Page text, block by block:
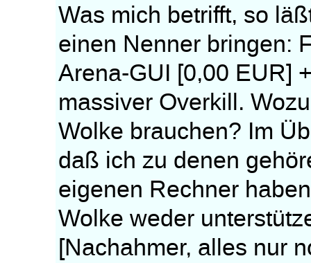
Was mich betrifft, so
einen Nenner bringen:
Arena-GUI [0,00 EUR]
massiver Overkill.
Wolke brauchen? Im
daß ich zu denen
eigenen Rechner
Wolke weder
[Nachahmer, alles nur